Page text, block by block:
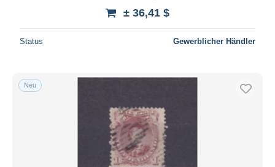
± 36,41 $
Status Gewerblicher Händler
Neu